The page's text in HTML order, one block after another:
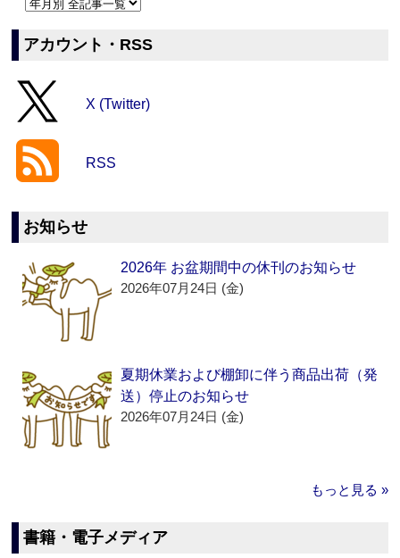
アカウント・RSS
X (Twitter)
RSS
お知らせ
2026年 お盆期間中の休刊のお知らせ
2026年07月24日 (金)
夏期休業および棚卸に伴う商品出荷（発
送）停止のお知らせ
2026年07月24日 (金)
もっと見る »
書籍・電子メディア